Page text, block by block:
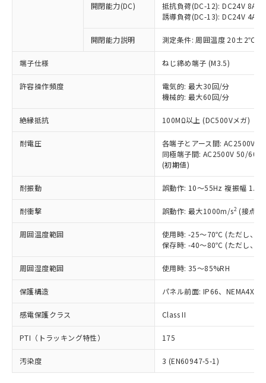
開閉能力(DC)
抵抗負荷(DC-12): DC24V 8A/
誘導負荷(DC-13): DC24V 4A/
開閉能力説明 測定条件: 周囲温度 20±2℃、
端子仕様 ねじ締め端子 (M3.5)
許容操作頻度
電気的: 最大30回/分
機械的: 最大60回/分
絶縁抵抗 100MΩ以上 (DC500Vメガ)
耐電圧
各端子とアース間: AC2500V
同極端子間: AC2500V 50/
(初期値)
耐振動 誤動作: 10～55Hz 複振幅
耐衝撃 誤動作: 最大1000m/s2 (接点
周囲温度範囲
使用時: -25～70℃ (ただし、氷
保存時: -40～80℃ (ただし、氷
周囲湿度範囲 使用時: 35～85%RH
保護構造 パネル前面: IP66、NEMA4X,
感電保護クラス Class II
PTI（トラッキング特性） 175
汚染度 3 (EN60947-5-1)
以下の条件をお読みいただき、同意のうえ
ご利用ください。
本サービスは、当社制御機器事業取扱
商品の当社在庫状況および標準価格
(税抜)を提供させていただくもので
当社制御機器事業取扱商品の中には、
本サービスの対象外となる商品もある
ことをご了承ください。
在庫状況および標準価格照会結果は、
記載している更新日時点での社内デー
タに基づき作成されるものであり、閲
覧された時点での実際の在庫および標
準価格とは異なる場合があることをご
正式な納期状況および標準価格はお客
様のお取引先、またはお客様担当のオ
ムロン制御機器販売店・当社販売員に
オムロン制御機器販売店や当社販売拠
販売ネットワーク
」をご確認
在庫状況および標準価格結果を当社の
事前の承諾なく第三者に漏洩または開
示しないようお願いします。
マイパーツ機能（部品リスト作成サー
ビス）をご利用いただくには、I-Web
対応予定なし：EU RoHS指令（10物質）の
非含有に非対応の商品で、対応品を出す予
調査・確認中：EU RoHS指令（10物質）の
非含有の対応状況を調査中または確認中の
商品です。
非該当品：ライセンス料など無形物で、有
害物質有無と関係のない商品です。
仕入先様の事情により、非含有部品として
いたものが、含有品と判明した場合などや
むを得ず変更することがあります。
鉛(Pb) 1000ppm以下、 水銀(Hg) 1000ppm以下、 カド
六価クロム(Cr(Ⅵ)) 1000ppm以下、ポリ臭化ビフェニル
類(PBB) 1000ppm以下、ポリ臭化ジフェニルエーテル類
ルベンジル（BBP） 1000ppm以下、フタル酸ジブチル
（DBP） 1000ppm以下、フタル酸ジイソブチル
但し、RoHS指令で産業用監視および制御機器に対する
適用除外項目は除く。
フタル酸エステル類の４物質については閾値を超える意
図的な使用がないことを確認しています。
部品在庫の切り替え状況などにより、予定
月が前後することがあります。
「○」：最大均質材料含有率が中国RoHSの
基準値以下であることを示します。
「×」：最大均質材料含有率が中国RoHSの
基準値を超えていることを示します。
「－」：未確認です。当社販売部門へお問
*中国RoHS10物質の基準値 (GB/T26572)：
Pb(鉛) :1000ppm、 Hg(水銀) : 1000ppm、 Cd(カドミウ
Cr(Ⅵ)(六価クロム) : 1000ppm、 PBBs(ポリ臭化ビフェ
ニル類) : 1000ppm、 PBDEs(ポリ臭化ジフェニルエーテ
ル類) : 1000ppm、
DBP(フタル酸ジブチル) : 1000ppm、 DIBP(フタル酸ジ
イソブチル) : 1000ppm、 BBP(フタル酸ブチルベンジ
DEHP(フタル酸ビス(2-エチルヘキシル)) : 1000ppm
「ｅ」：有害物質（10物質）のすべてが基
準値以下であることを示します。
「10」：通常の使用状況下において有害物
質が外部に漏えいし、環境に深刻な影響を
及ぼさない年数を意味します。
当社は、これら貴社製品のうち、外国
為替および外国貿易法に定める商品
（以下｢規制貨物等」という）を輸出
または国外への提供する場合は、日本
国政府の輸出許可(または役務取引許
可)を取得するなどの必要な手続きを
当社は規制貨物を破棄する場合は、完
全に破砕するなど、違法に輸出されな
いよう必要な手段を講じます。
当社は貴社製品を、核兵器、ミサイ
ル、化学兵器、生物兵器またはその他
武器並びにこれらの製造装置等に一切
当社は、貴社製品を第三者に販売する
場合は、上記1、2および3の内容を当
該第三者に通知します。また当社は、
販売先および販売に係わる関係者が違
法に輸出するおそれがある場合は、取
り引きをいたしません。
一定数以上の在庫あり
一定数には満たないが在庫あり
在庫なし(最新の在庫状況につ
いては、お客様のお取引先、ま
たはお客様担当のオムロン制御
機器販売店・当社販売員にご確
受注生産機種、また在庫状況の
情報を公開していない機種